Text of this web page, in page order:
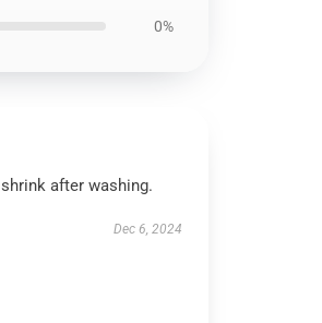
0%
after washing.
Dec 6, 2024